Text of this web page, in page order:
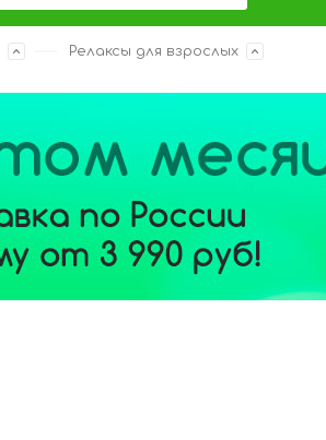
Релаксы для взрослых